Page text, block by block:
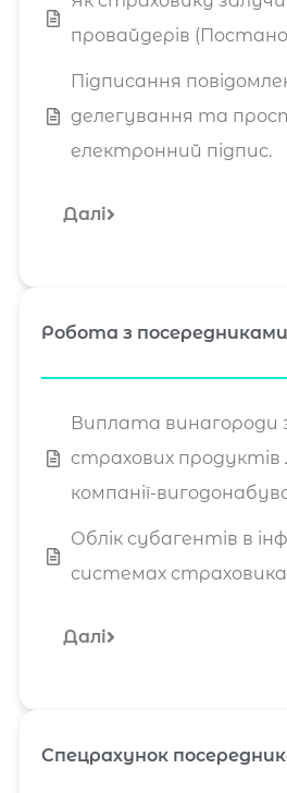
провайдерів
Підписання
делегування та
електронний підпис.
Далі
Робота з посередниками
Виплата винагороди
страхових продуктів
компанії-
Облік субагентів в
системах страховика
Далі
Спецрахунок